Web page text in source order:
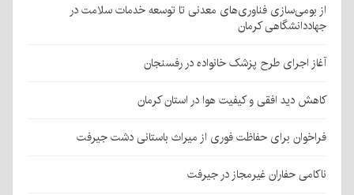
از بومی‌سازی فناوری‌های معدنی تا توسعه خدمات سلامت در
جهاددانشگاهی کرمان
آغاز اجرای طرح پزشک خانواده در رفسنجان
کاهش دید افقی و کیفیت هوا در استان کرمان
فراخوان برای حفاظت فوری از میراث باستانی دشت جیرفت
ناکامی حفاران غیرمجاز در جیرفت